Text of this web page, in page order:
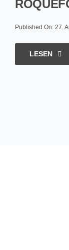
Published On: 27.
LESEN